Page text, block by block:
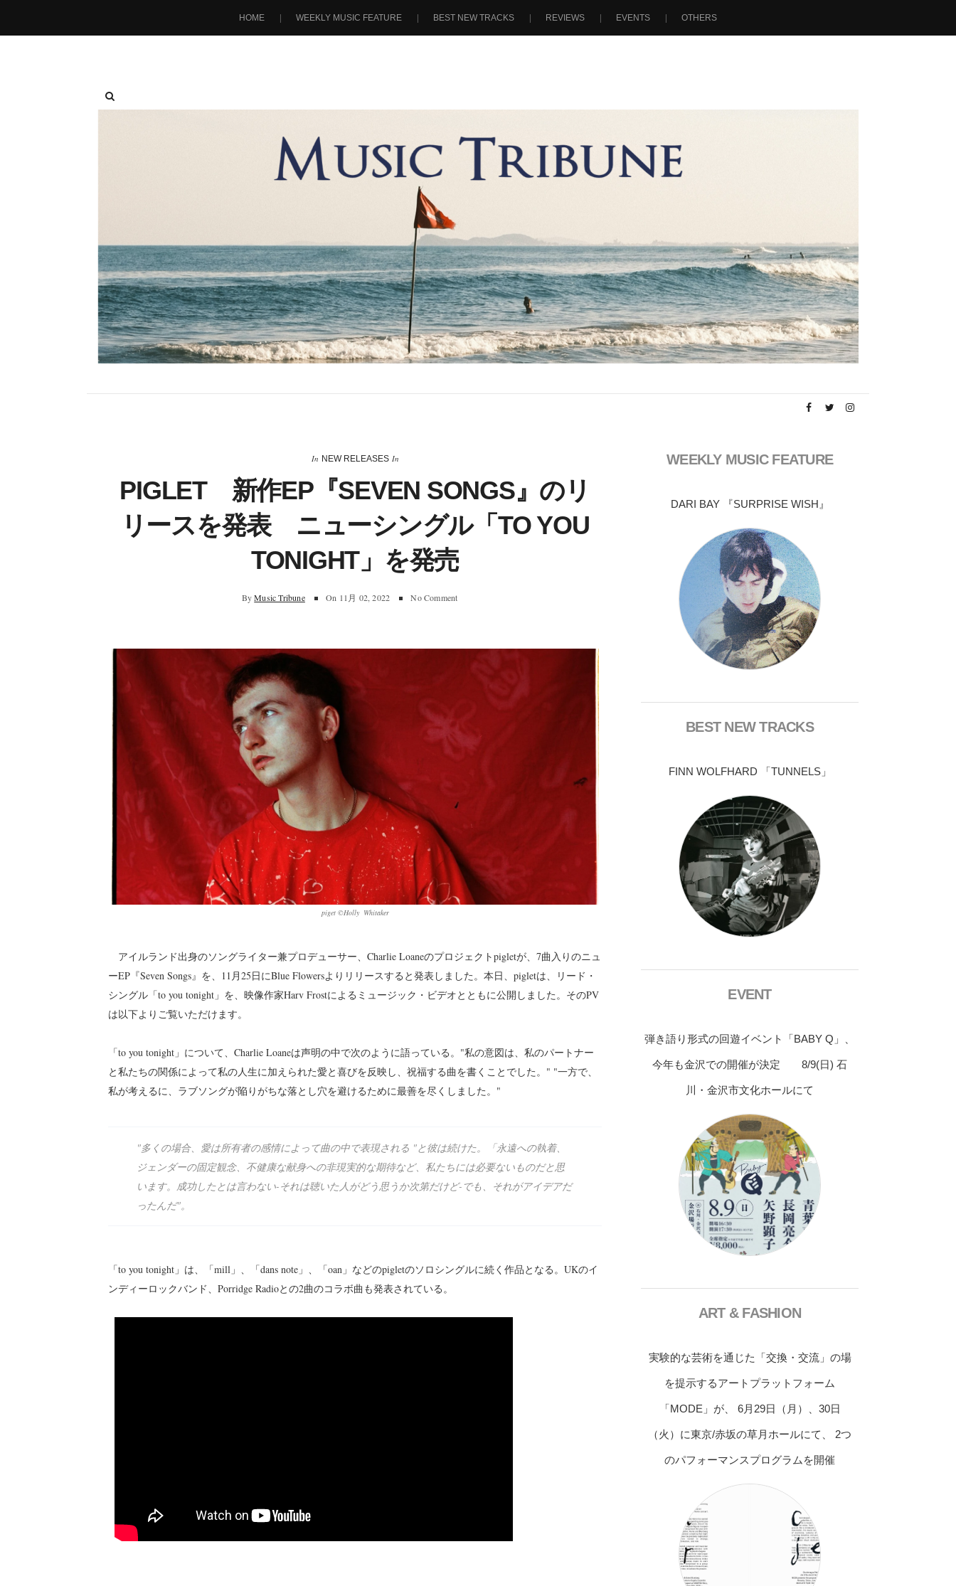
HOME WEEKLY MUSIC FEATURE BEST NEW TRACKS REVIEWS EVENTS OTHERS
In NEW RELEASES In
PIGLET 新作EP『SEVEN SONGS』のリ
リースを発表 ニューシングル「TO YOU
TONIGHT」を発売
By Music Tribune On 11月 02, 2022 No Comment
piget ©︎Holly Whitaker
アイルランド出身のソングライター兼プロデューサー、Charlie Loaneのプロジェクトpigletが、7曲入りのニュ
ーEP『Seven Songs』を、11月25日にBlue Flowersよりリリースすると発表しました。本日、pigletは、リード・
シングル「to you tonight」を、映像作家Harv Frostによるミュージック・ビデオとともに公開しました。そのPV
は以下よりご覧いただけます。
「to you tonight」について、Charlie Loaneは声明の中で次のように語っている。"私の意図は、私のパートナー
と私たちの関係によって私の人生に加えられた愛と喜びを反映し、祝福する曲を書くことでした。" "一方で、
私が考えるに、ラブソングが陥りがちな落とし穴を避けるために最善を尽くしました。"
"多くの場合、愛は所有者の感情によって曲の中で表現される "と彼は続けた。「永遠への執着、
ジェンダーの固定観念、不健康な献身への非現実的な期待など、私たちには必要ないものだと思
います。成功したとは言わない-それは聴いた人がどう思うか次第だけど-でも、それがアイデアだ
ったんだ"。
「to you tonight」は、「mill」、「dans note」、「oan」などのpigletのソロシングルに続く作品となる。UKのイ
ンディーロックバンド、Porridge Radioとの2曲のコラボ曲も発表されている。
WEEKLY MUSIC FEATURE
DARI BAY 『SURPRISE WISH』
BEST NEW TRACKS
FINN WOLFHARD 「TUNNELS」
EVENT
弾き語り形式の回遊イベント「BABY Q」、
今年も金沢での開催が決定 8/9(日) 石
川・金沢市文化ホールにて
ART & FASHION
実験的な芸術を通じた「交換・交流」の場
を提示するアートプラットフォーム
「MODE」が、 6月29日（月）、30日
（火）に東京/赤坂の草月ホールにて、 2つ
のパフォーマンスプログラムを開催